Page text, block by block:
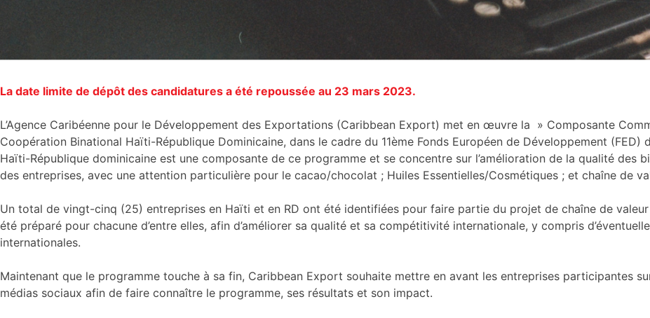
La date limite de dépôt des candidatures a été repoussée au 23 mars 2023.
L’Agence Caribéenne pour le Développement des Exportations (Caribbean Export) met en œuvre la » Composante
Coopération Binational Haïti-République Dominicaine, dans le cadre du 11ème Fonds Européen de Développement (FED)
Haïti-République dominicaine est une composante de ce programme et se concentre sur l’amélioration de la qualité des
des entreprises, avec une attention particulière pour le cacao/chocolat ; Huiles Essentielles/Cosmétiques ; et chaîne de
Un total de vingt-cinq (25) entreprises en Haïti et en RD ont été identifiées pour faire partie du projet de chaîne de
été préparé pour chacune d’entre elles, afin d’améliorer sa qualité et sa compétitivité internationale, y compris
internationales.
Maintenant que le programme touche à sa fin, Caribbean Export souhaite mettre en avant les entreprises participantes
médias sociaux afin de faire connaître le programme, ses résultats et son impact.